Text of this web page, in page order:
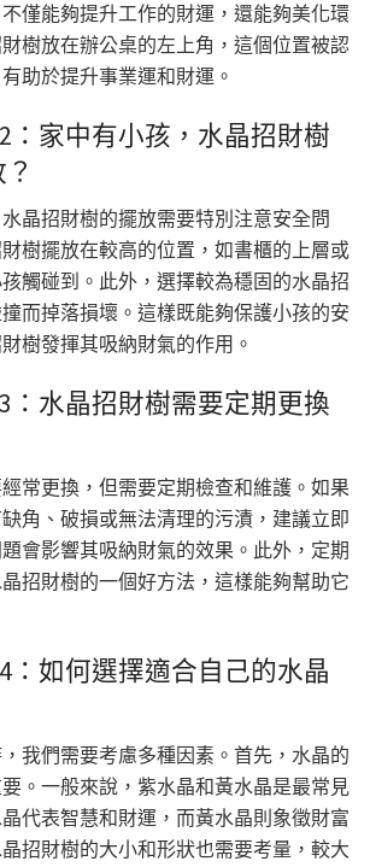
僅能夠提升工作的財運，還能夠美化環
樹放在辦公桌的左上角，這個位置被認
助於提升事業運和財運。
：家中有小孩，水晶招財樹
晶招財樹的擺放需要特別注意安全問
樹擺放在較高的位置，如書櫃的上層或
觸碰到。此外，選擇較為穩固的水晶招
而掉落損壞。這樣既能夠保護小孩的安
樹發揮其吸納財氣的作用。
：水晶招財樹需要定期更換
常更換，但需要定期檢查和維護。如果
角、破損或無法清理的污漬，建議立即
會影響其吸納財氣的效果。此外，定期
招財樹的一個好方法，這樣能夠幫助它
：如何選擇適合自己的水晶
我們需要考慮多種因素。首先，水晶的
。一般來說，紫水晶和黃水晶是最常見
代表智慧和財運，而黃水晶則象徵財富
招財樹的大小和形狀也需要考量，較大